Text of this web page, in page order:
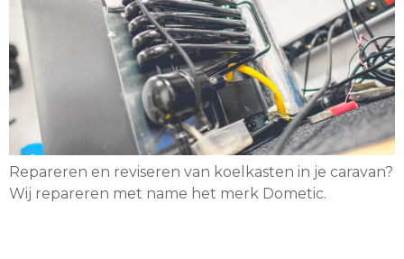
Repareren en reviseren van koelkasten in je caravan?
Wij repareren met name het merk Dometic.